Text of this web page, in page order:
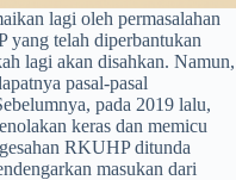
lagi oleh permasalahan
telah diperbantukan
lagi akan disahkan. Namun,
pasal-pasal
pada 2019 lalu,
keras dan memicu
RKUHP ditunda
masukan dari